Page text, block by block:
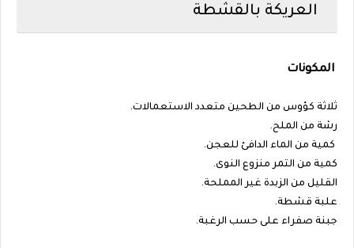
العريكة بالقشطة
المكونات
ثلاثة كؤوس من الطحين متعدد الاستعمالات.
رشة من الملح.
كمية من الماء الدافئ للعجن.
كمية من التمر منزوع النوى.
القليل من الزبدة غير المملحة.
علبة قشطة.
جبنة صفراء على حسب الرغبة.